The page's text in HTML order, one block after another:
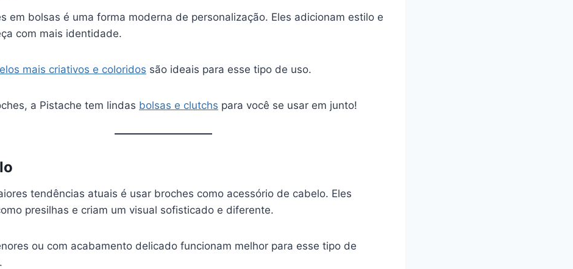
em bolsas é uma forma moderna de personalização. Eles adicionam estilo e
com mais identidade.
mais criativos e coloridos são ideais para esse tipo de uso.
a Pistache tem lindas bolsas e clutchs para você se usar em junto!
tendências atuais é usar broches como acessório de cabelo. Eles
presilhas e criam um visual sofisticado e diferente.
ou com acabamento delicado funcionam melhor para esse tipo de